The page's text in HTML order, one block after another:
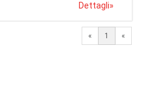
Dettagli»
« 1 «